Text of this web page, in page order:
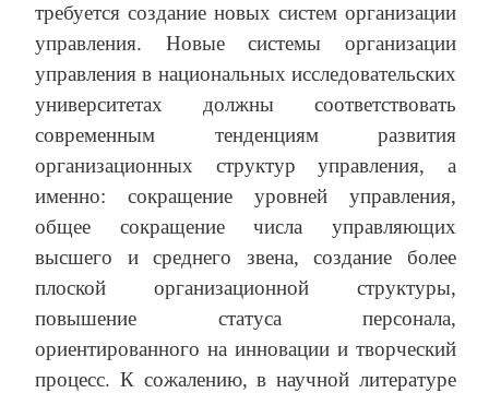
требуется создание новых систем организации
управления. Новые системы организации
управления в национальных исследовательских
университетах должны соответствовать
современным тенденциям развития
организационных структур управления, а
именно: сокращение уровней управления,
общее сокращение числа управляющих
высшего и среднего звена, создание более
плоской организационной структуры,
повышение статуса персонала,
ориентированного на инновации и творческий
процесс. К сожалению, в научной литературе